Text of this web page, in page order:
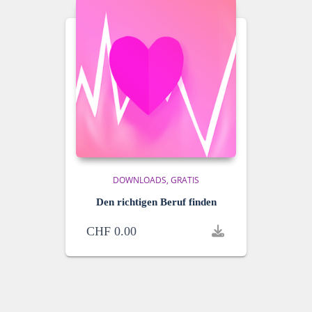
DOWNLOADS GRATIS
Den richtigen Beruf finden
CHF 0.00